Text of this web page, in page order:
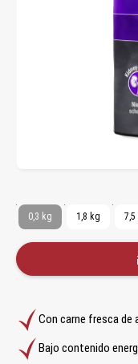
Con carne fresca de
Bajo contenido
0,3 kg 1,8 kg 7,5